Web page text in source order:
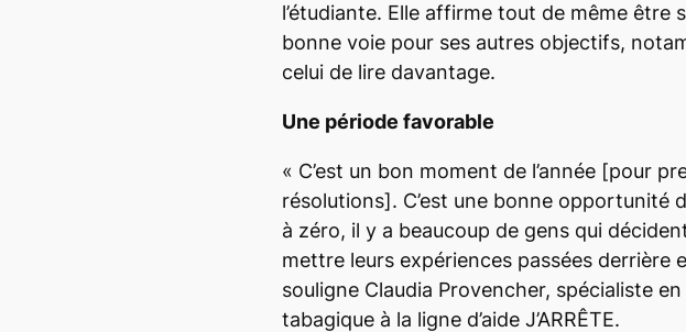
l’étudiante. Elle affirme tout de même être
bonne voie pour ses autres objectifs,
celui de lire davantage.
Une période favorable
« C’est un bon moment de l’année [pour
résolutions]. C’est une bonne opportunité
à zéro, il y a beaucoup de gens qui
mettre leurs expériences passées derrière
souligne Claudia Provencher, spécialiste
tabagique à la ligne d’aide J’ARRÊTE.